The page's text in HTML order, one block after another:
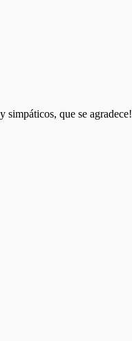
simpáticos, que se agradece!